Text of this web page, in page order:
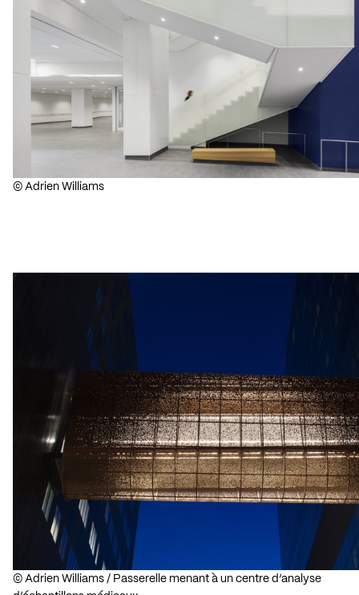
© Adrien Williams
© Adrien Williams / Passerelle menant à un centre d’analyse